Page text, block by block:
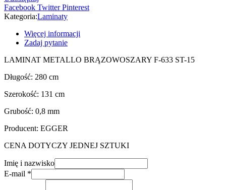
Facebook Twitter Pinterest
Kategoria:Laminaty
Więcej informacji
Zadaj pytanie
LAMINAT METALLO BRĄZOWOSZARY F-633 ST-15
Długość: 280 cm
Szerokość: 131 cm
Grubość: 0,8 mm
Producent: EGGER
CENA DOTYCZY JEDNEJ SZTUKI
Imię i nazwisko
E-mail *